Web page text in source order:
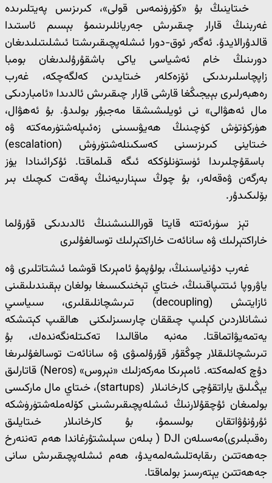
خىتاينىڭ بۇ «كۆرۈنمەس قولى»، كىرىزىس پەيتلىرىدە
غەربنىڭ قارار چىقىرىش جەريانلىرىنىمۇ بېسىم ئاستىدا
قالدۇرالايدۇ. ئەگەر ئوق-دورا ئىشلەپچىقىرىشتا ئىشلىتىلىدىغان
دورىنىڭ خام ئەشياسى ياكى باشقۇرۇلىدىغان بومبا
زاپچاسلىرىدىكى ئۆزەكلەر خىتايدىن كەلگەچكە، غەرب
رەھبەرلىرى بېيجىڭغا قارشى قارار چىقىرىش ئالدىدا «ئامباردىكى
مال ئەھۋالى» نى ئويلىشىشقا مەجبۇر بولىدۇ. بۇ ئەھۋال،
ھۈركۈتۈش كۈچىنىڭ ھەيۋىسىنى زەئىپلەشتۈرمەكتە ۋە
خىتاينى كىرىزىسنى كەسكىنلەشتۈرۈش (escalation)
باسقۇچلىرىدا ئۈستۈنلۈككە ئىگە قىلماقتا. ئۇكرائىنادا يۈز
بەرگەن ۋەقەلەر، بۇ چوڭ سېنارىيەنىڭ پەقەت كىچىك بىر
بۆلىكىدۇر.
تېز سۈرئەتتە قايتا قوراللىنىشنىڭ ئالدىدىكى قۇرۇلما
خاراكتېرلىك ۋە سانائەت خاراكتېرلىك توسالغۇلىرى
غەرب دۇنياسىنىڭ، بولۇپمۇ ئامېرىكا قوشما ئىشتاتلىرى ۋە
ياۋروپا ئىتتىپاقىنىڭ، خىتاي تېخنىكىسىغا بولغان بېقىندىلىقىنى
ئازايتىش (decoupling) تىرىشچانلىقلىرى، سىياسىي
نىشانلاردىن كېلىپ چىققان چارىسىزلىكنى ھالقىپ كېتىشكە
يەتمەيۋاتماقتا. مەنبە ماقالىدا تەكىتلەنگەندەك، بۇ
تىرىشچانلىقلار چوڭقۇر قۇرۇلمىۋى ۋە سانائەت توسالغۇلىرىغا
دۇچ كەلمەكتە. ئامېرىكا مەركەزلىك «نېروس» (Neros) قاتارلىق
يېڭىلىق ياراتقۇچى كارخانىلار (startups)، خىتاي مال ماركىسى
بولمىغان ئۇچقۇلارنىڭ ئىشلەپچىقىرىشىنى كۆلەملەشتۈرۈشكە
ئۇرۇنۇۋاتقان بولسىمۇ، بۇ كارخانىلار خىتايلىق
رەقىبلىرى)مەسىلەن DJI ( بىلەن سېلىشتۇرغاندا ھەم تەننەرخ
جەھەتتىن رىقابەتلىشەلمەيدۇ، ھەم ئىشلەپچىقىرىش سانى
جەھەتتىن يېتەرسىز بولماقتا.